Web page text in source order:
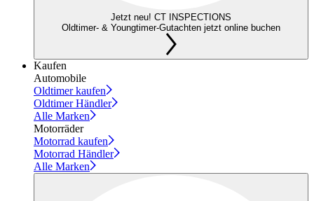
Jetzt neu! CT INSPECTIONS
Oldtimer- & Youngtimer-Gutachten jetzt online buchen
Kaufen
Automobile
Oldtimer kaufen
Oldtimer Händler
Alle Marken
Motorräder
Motorrad kaufen
Motorrad Händler
Alle Marken